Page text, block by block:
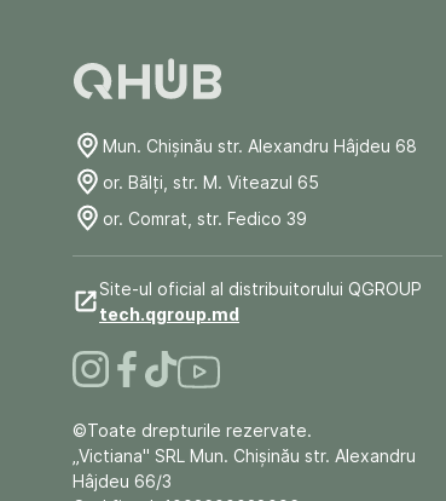
Mun. Chişinău str. Alexandru Hâjdeu 68
or. Bălți, str. M. Viteazul 65
or. Comrat, str. Fedico 39
Site-ul oficial al distribuitorului QGROUP
tech.qgroup.md
©Toate drepturile rezervate.
„Victiana" SRL Mun. Chişinău str. Alexandru
Hâjdeu 66/3